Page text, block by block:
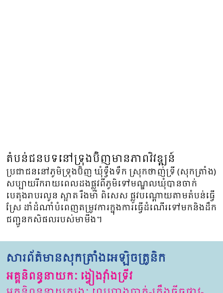
តំបន់ជនបទនៅទ្រុងប៊ិញមានភាពវិវឌ្ឍន៍
ប្រជាជននៅភូមិទ្រុងប៊ិញ ឃុំទ្វឹងទឹក ស្រុកថាញ់ទ្រី (សុកត្រាំង)
សប្បាយរីករាយពេលដងផ្លូវពីភូមិទៅមណ្ឌលឃុំបានចាក់
បេតុងរាបរលូន ស្អាត រឹងមាំ ពិសេស ផ្លូវបណ្តោយតាមតំបន់ធ្វើ
ស្រែ ដាំដំណាំបំពេញតម្រូវការក្នុងការធ្វើដំណើរទៅមកនិងដឹក
ជញ្ជូនកសិផលរបស់មាមីង។
សារព័ត៌មានសុកត្រាំងអេឡិចត្រូនិក
អគ្គនិពន្ធនាយកៈ ង្វៀងវ៉ាំងទ្រីវ